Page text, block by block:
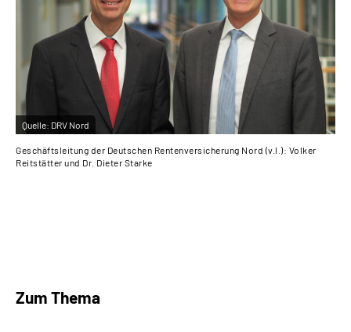
Quelle: DRV Nord
Geschäftsleitung der Deutschen Rentenversicherung Nord (v.l.): Volker
Reitstätter und Dr. Dieter Starke
Zum Thema